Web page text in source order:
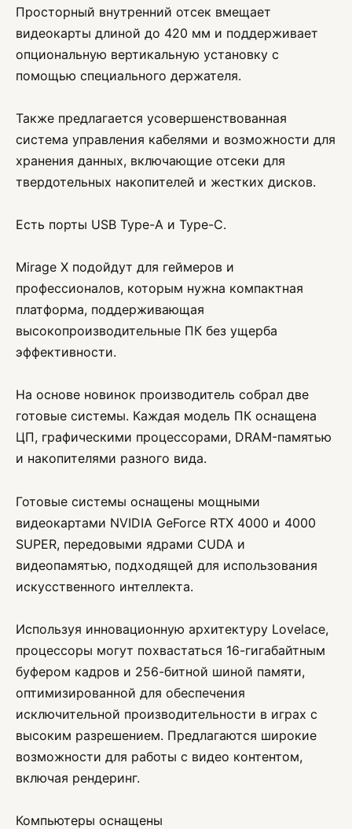
Просторный внутренний отсек вмещает
видеокарты длиной до 420 мм и поддерживает
опциональную вертикальную установку с
помощью специального держателя.
Также предлагается усовершенствованная
система управления кабелями и возможности для
хранения данных, включающие отсеки для
твердотельных накопителей и жестких дисков.
Есть порты USB Type-A и Type-C.
Mirage X подойдут для геймеров и
профессионалов, которым нужна компактная
платформа, поддерживающая
высокопроизводительные ПК без ущерба
эффективности.
На основе новинок производитель собрал две
готовые системы. Каждая модель ПК оснащена
ЦП, графическими процессорами, DRAM-памятью
и накопителями разного вида.
Готовые системы оснащены мощными
видеокартами NVIDIA GeForce RTX 4000 и 4000
SUPER, передовыми ядрами CUDA и
видеопамятью, подходящей для использования
искусственного интеллекта.
Используя инновационную архитектуру Lovelace,
процессоры могут похвастаться 16-гигабайтным
буфером кадров и 256-битной шиной памяти,
оптимизированной для обеспечения
исключительной производительности в играх с
высоким разрешением. Предлагаются широкие
возможности для работы с видео контентом,
включая рендеринг.
Компьютеры оснащены